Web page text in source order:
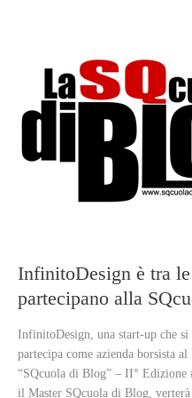
InfinitoDesign è tra
partecipano alla
InfinitoDesign, una start-up che
partecipa come azienda borsista
“SQcuola di Blog” – II°
il Master SQcuola di Blog,